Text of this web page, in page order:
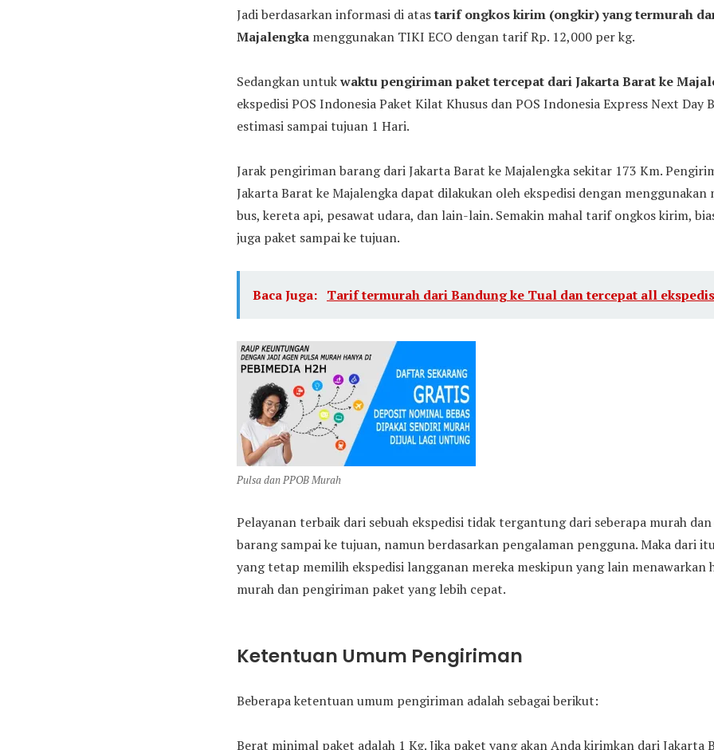
Jadi berdasarkan informasi di atastarif ongkos kirim (ongkir) yang termurah
Majalengka menggunakan TIKI ECO dengan tarif Rp. 12,000 per kg.
Sedangkan untukwaktu pengiriman paket tercepat dari Jakarta Barat ke
ekspedisi POS Indonesia Paket Kilat Khusus dan POS Indonesia Express Next Day
estimasi sampai tujuan 1 Hari.
Jarak pengiriman barang dari Jakarta Barat ke Majalengka sekitar 173 Km.
Jakarta Barat ke Majalengka dapat dilakukan oleh ekspedisi dengan
bus, kereta api, pesawat udara, dan lain-lain. Semakin mahal tarif ongkos kirim,
juga paket sampai ke tujuan.
Baca Juga: Tarif termurah dari Bandung ke Tual dan tercepat all
Pulsa dan PPOB Murah
Pelayanan terbaik dari sebuah ekspedisi tidak tergantung dari seberapa murah
barang sampai ke tujuan, namun berdasarkan pengalaman pengguna. Maka dari
yang tetap memilih ekspedisi langganan mereka meskipun yang lain menawarkan
murah dan pengiriman paket yang lebih cepat.
Ketentuan Umum Pengiriman
Beberapa ketentuan umum pengiriman adalah sebagai berikut:
Berat minimal paket adalah 1 Kg. Jika paket yang akan Anda kirimkan dari Jakarta